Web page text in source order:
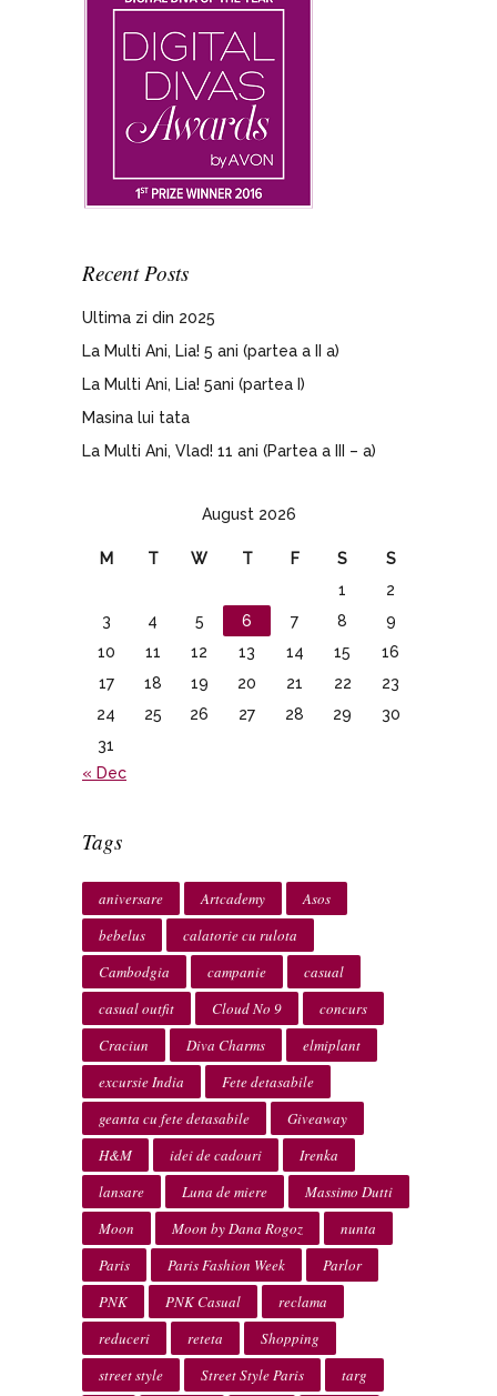
Recent Posts
Ultima zi din 2025
La Multi Ani, Lia! 5 ani (partea a II a)
La Multi Ani, Lia! 5ani (partea I)
Masina lui tata
La Multi Ani, Vlad! 11 ani (Partea a III – a)
August 2026
M T W T F S
S
1
2
3
4 5 6 7 8
9
10
11 12 13 14 15
16
17
18 19 20 21 22
23
24
25 26 27 28 29
30
31
« Dec
Tags
aniversare Artcademy
Asos
bebelus
calatorie cu rulota
Cambodgia
campanie
casual
casual outfit
Cloud No 9
concurs
Craciun
Diva Charms
elmiplant
excursie India
Fete detasabile
geanta cu fete detasabile
Giveaway
H&M
idei de cadouri
Irenka
lansare
Luna de miere
Massimo Dutti
Moon
Moon by Dana Rogoz
nunta
Paris
Paris Fashion Week
Parlor
PNK
PNK Casual
reclama
reduceri
reteta
Shopping
street style
Street Style Paris targ